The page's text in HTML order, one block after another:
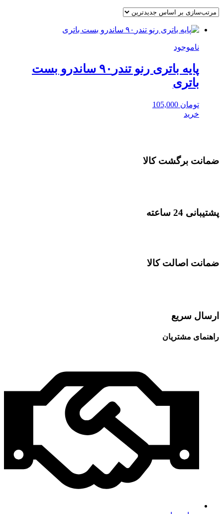
ناموجود
پایه باتری رنو تندر۹۰ ساندرو بست
باتری
تومان
خرید
ضمانت برگشت کالا
پشتیبانی 24 ساعته
ضمانت اصالت کالا
ارسال سریع
راهنمای مشتریان